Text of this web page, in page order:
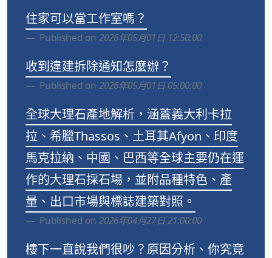
住家可以當工作室嗎？
Published on 2026年05月01日 12:50:00
收到違建拆除通知怎麼辦？
Published on 2026年05月01日 05:00:00
全球大理石產地解析，涵蓋義大利卡拉
拉、希臘Thassos、土耳其Afyon、印度
馬克拉納、中國、巴西等全球主要仍在運
作的大理石採石場，並附品種特色、產
量、出口市場與標誌建築對照。
Published on 2026年04月27日 21:00:00
樓下一直說我們很吵？原因分析、你究竟